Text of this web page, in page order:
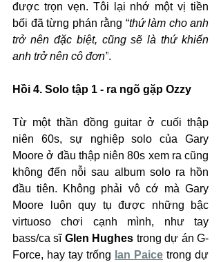
được trọn vẹn. Tôi lại nhớ một vị tiền
bối đã từng phán rằng “thứ làm cho anh
trở nên đặc biệt, cũng sẽ là thứ khiến
anh trở nên cô đơn”.
Hồi 4. Solo tập 1 - ra ngõ gặp Ozzy
Từ một thần đồng guitar ở cuối thập
niên 60s, sự nghiệp solo của Gary
Moore ở đầu thập niên 80s xem ra cũng
không đến nỗi sau album solo ra hồn
đầu tiên. Không phải vô cớ mà Gary
Moore luôn quy tụ được những bậc
virtuoso chơi cạnh mình, như tay
bass/ca sĩ Glen Hughes trong dự án G-
Force, hay tay trống Ian Paice trong dự